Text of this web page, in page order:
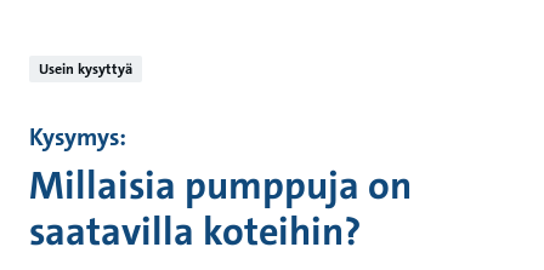
Usein kysyttyä
Kysymys:
Millaisia pumppuja on
saatavilla koteihin?